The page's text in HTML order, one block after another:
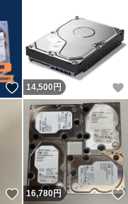
いいね！
14,500 円
いいね！
16,780円